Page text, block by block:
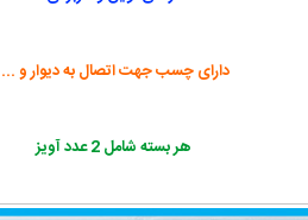
دارای چسب جهت اتصال به دیوار و ...
هر بسته شامل 2 عدد آویز